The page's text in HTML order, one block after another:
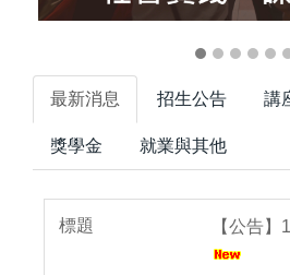
最新消息 招生公告 講
獎學金 就業與其他
【公告